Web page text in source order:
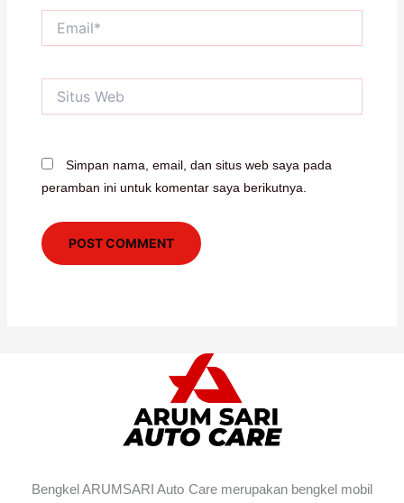
Web
Simpan nama, email, dan situs web saya pada
peramban ini untuk komentar saya berikutnya.
Bengkel ARUMSARI Auto Care merupakan bengkel mobil